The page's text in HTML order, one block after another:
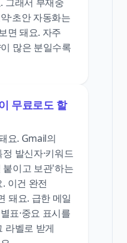
·초안 자동화는
면 돼요. 자주
많은 분일수록
무료로도 할
요. Gmail의
발신자·키워드
붙이고 보관'하는
이건 완전
돼요. 급한 메일
표·중요 표시를
라벨로 받게